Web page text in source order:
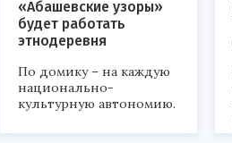
«Абашевские узоры»
будет работать
этнодеревня
По домику – на каждую
национально-
культурную автономию.